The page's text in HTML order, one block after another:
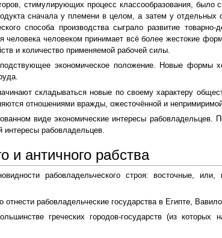
стимулирующих процесс классообразования, было
сначала у племени в целом, а затем у
способа производства сыграло развитие
человека человеком принимает всё более жестокие
и количество применяемой рабочей силы.
экономическое положение. Новые
складываться новые по своему характеру
отношениями вражды, ожесточённой и
виде экономические интересы рабовладельцев.
рабовладельцев.
и античного рабства
рабовладельческого строя: восточные,
рабовладельческие государства в Египте,
греческих городов-государств (из